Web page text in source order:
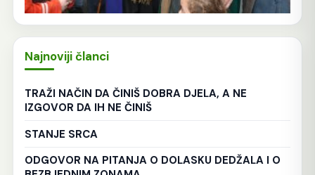
Najnoviji članci
TRAŽI NAČIN DA ČINIŠ DOBRA DJELA, A NE
IZGOVOR DA IH NE ČINIŠ
STANJE SRCA
ODGOVOR NA PITANJA O DOLASKU DEDŽALA I O